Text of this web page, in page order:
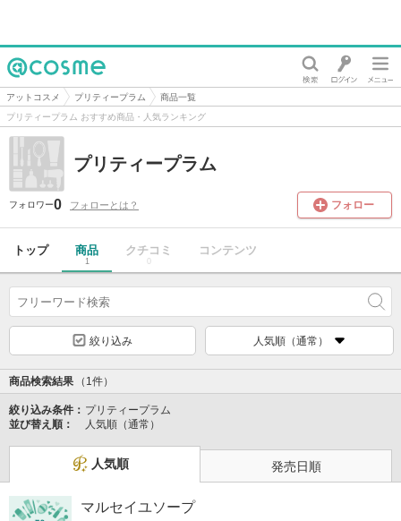
@cosme
アットコスメ プリティープラム
商品一覧
プリティープラム おすすめ商品・人気ランキング
プリティープラム
フォロワー0 フォローとは？ フォロー
トップ 商品
1
クチコミ
0
コンテンツ
絞り込み 人気順（通常）
商品検索結果 （1件）
絞り込み条件： プリティープラム
並び替え順：
人気順（通常）
人気順 発売日順
マルセイユソープ